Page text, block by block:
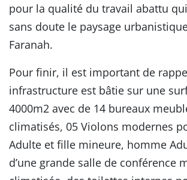
pour la qualité du travail abattu
sans doute le paysage
Faranah.
Pour finir, il est important de
infrastructure est bâtie sur une
4000m2 avec de 14 bureaux
climatisés, 05 Violons modernes
Adulte et fille mineure, homme
d’une grande salle de conférence